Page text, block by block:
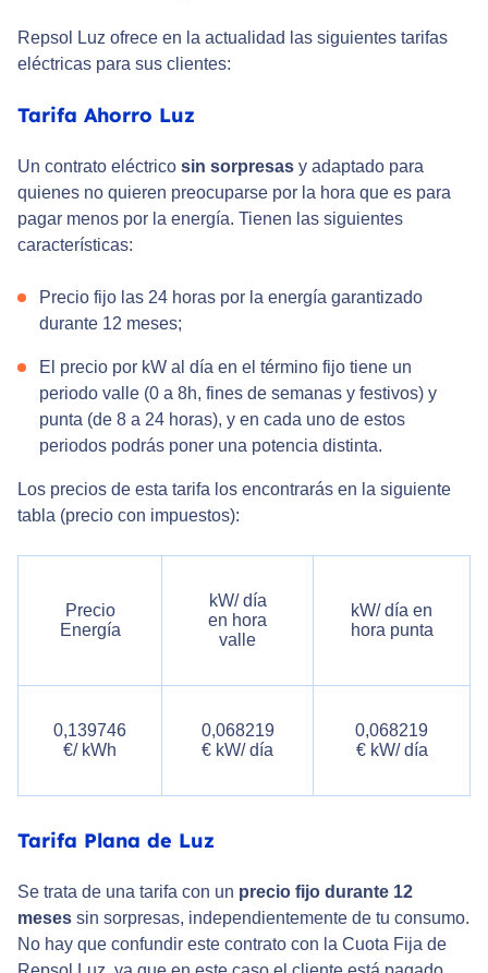
Repsol Luz ofrece en la actualidad las siguientes tarifas
eléctricas para sus clientes:
Tarifa Ahorro Luz
Un contrato eléctrico sin sorpresas y adaptado para
quienes no quieren preocuparse por la hora que es para
pagar menos por la energía. Tienen las siguientes
características:
Precio fijo las 24 horas por la energía garantizado
durante 12 meses;
El precio por kW al día en el término fijo tiene un
periodo valle (0 a 8h, fines de semanas y festivos) y
punta (de 8 a 24 horas), y en cada uno de estos
periodos podrás poner una potencia distinta.
Los precios de esta tarifa los encontrarás en la siguiente
tabla (precio con impuestos):
Precio
Energía
kW/ día
en hora
valle
kW/ día en
hora punta
0,139746
€/ kWh
0,068219
€ kW/ día
0,068219
€ kW/ día
Tarifa Plana de Luz
Se trata de una tarifa con un precio fijo durante 12
meses sin sorpresas, independientemente de tu consumo.
No hay que confundir este contrato con la Cuota Fija de